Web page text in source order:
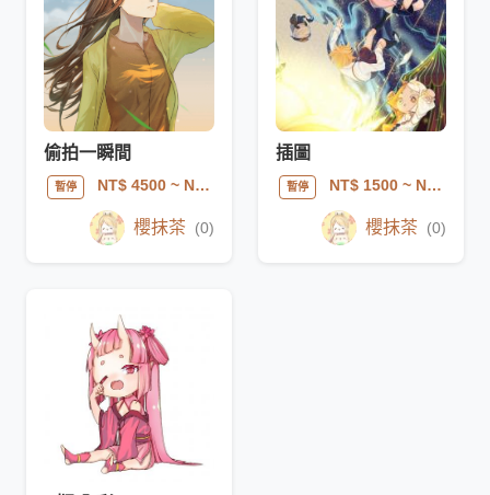
偷拍一瞬間
暫停 NT$ 4500~ NT$ 15000
櫻抹茶 (0)
插圖
暫停 NT$ 1500~ NT$ 8000
櫻抹茶 (0)